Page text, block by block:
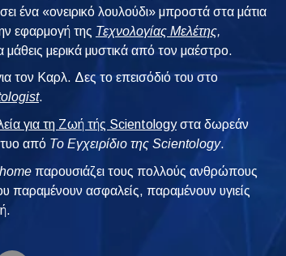
ένα «ονειρικό λουλούδι» μπροστά στα μάτια
εφαρμογή της Τεχνολογίας Μελέτης,
μάθεις μερικά μυστικά από τον μαέστρο.
τον Καρλ. Δες το επεισόδιό του στο
.
για τη Ζωή τής Scientologyστα δωρεάν
από Το Εγχειρίδιο της Scientology.
παρουσιάζει τους πολλούς ανθρώπους
παραμένουν ασφαλείς, παραμένουν υγιείς